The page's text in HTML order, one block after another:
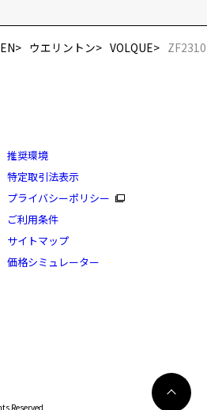
ッジの効いたカッティングを
ーム/VOLQUE
フレームカラー：ブラック/
知らせします。
るものではありません。
ございますので予めご了承ください。
オンラインストアで取り扱っている商品が対象
入荷のお知らせ
ウエリントン VOLQUE
推奨環境
特定取引法表示
プライバシーポリシー
ご利用条件
サイトマップ
価格シミュレーター
Reserved